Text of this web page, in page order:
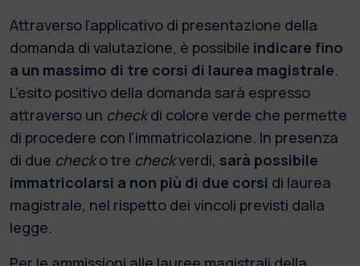
Attraverso l’applicativo di presentazione della
domanda di valutazione, è possibile indicare fino
a un massimo di tre corsi di laurea magistrale.
L’esito positivo della domanda sarà espresso
attraverso un checkdi colore verde che permette
di procedere con l’immatricolazione. In presenza
di due checko tre checkverdi, sarà possibile
immatricolarsi a non più di due corsi di laurea
magistrale, nel rispetto dei vincoli previsti dalla
legge.